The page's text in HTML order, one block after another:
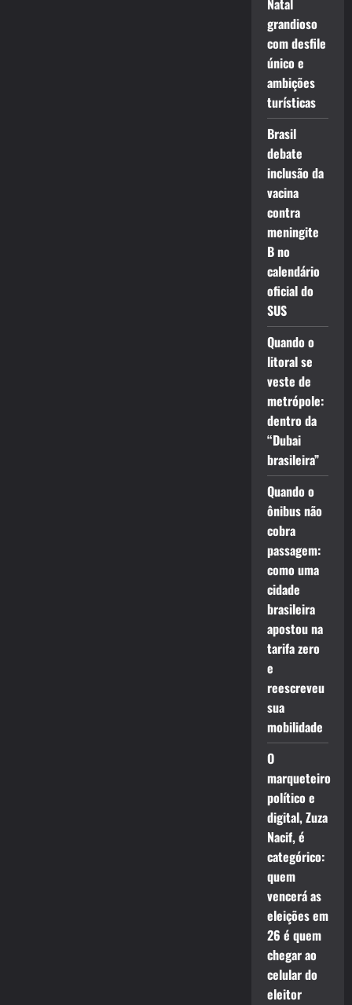
Natal
grandioso
com desfile
único e
ambições
turísticas
Brasil
debate
inclusão da
vacina
contra
meningite
B no
calendário
oficial do
SUS
Quando o
litoral se
veste de
metrópole:
dentro da
“Dubai
brasileira”
Quando o
ônibus não
cobra
passagem:
como uma
cidade
brasileira
apostou na
tarifa zero
e
reescreveu
sua
mobilidade
O
marqueteiro
político e
digital, Zuza
Nacif, é
categórico:
quem
vencerá as
eleições em
26 é quem
chegar ao
celular do
eleitor